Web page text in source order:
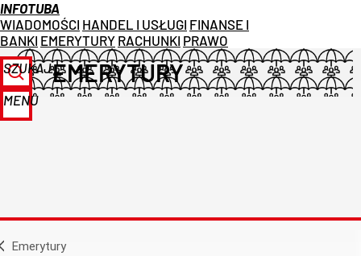
INFOTUBA
WIADOMOŚCI HANDEL I USŁUGI FINANSE I
BANKI EMERYTURY RACHUNKI PRAWO
SZUKAJ
MENU
EMERYTURY
Emerytury